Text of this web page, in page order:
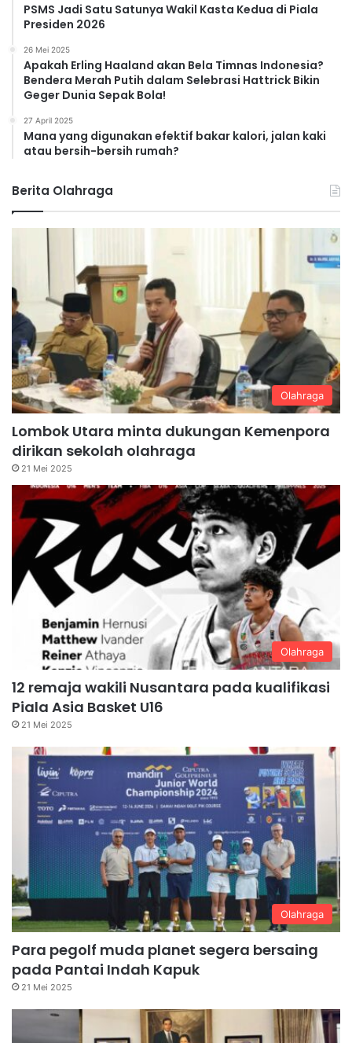
PSMS Jadi Satu Satunya Wakil Kasta Kedua di Piala
Presiden 2026
26 Mei 2025
Apakah Erling Haaland akan Bela Timnas Indonesia?
Bendera Merah Putih dalam Selebrasi Hattrick Bikin
Geger Dunia Sepak Bola!
27 April 2025
Mana yang digunakan efektif bakar kalori, jalan kaki
atau bersih-bersih rumah?
Berita Olahraga
Olahraga
Lombok Utara minta dukungan Kemenpora
dirikan sekolah olahraga
21 Mei 2025
Olahraga
12 remaja wakili Nusantara pada kualifikasi
Piala Asia Basket U16
21 Mei 2025
Olahraga
Para pegolf muda planet segera bersaing
pada Pantai Indah Kapuk
21 Mei 2025